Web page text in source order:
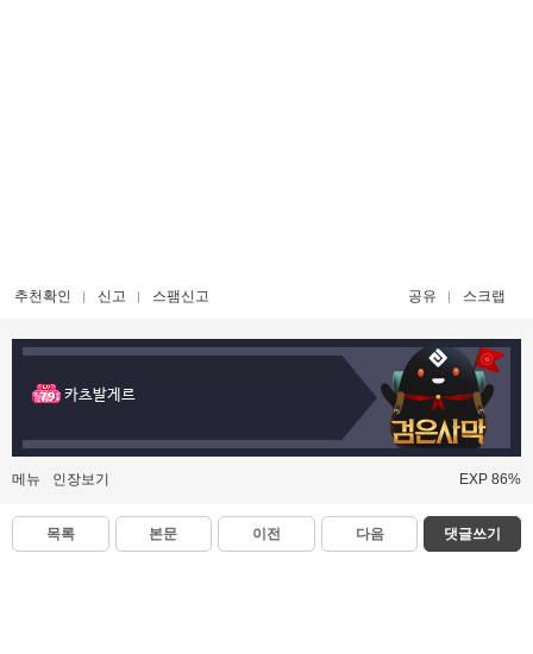
추천확인 신고 스팸신고 공유 스크랩
카츠발게르
메뉴 인장보기 EXP 86%
목록 본문 이전 다음 댓글쓰기